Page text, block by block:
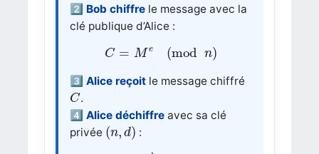
2️⃣ Bob chiffrele message avec la
clé publique d’Alice :
C = M e (mod n)
=Me mod n
3️⃣ Alice reçoitle message chiffré
C
C.
4️⃣ Alice déchiffreavec sa clé
privée (n, d)
( d) :